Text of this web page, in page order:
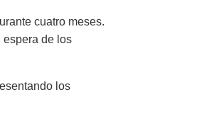
cuatro meses.
espera de los
los